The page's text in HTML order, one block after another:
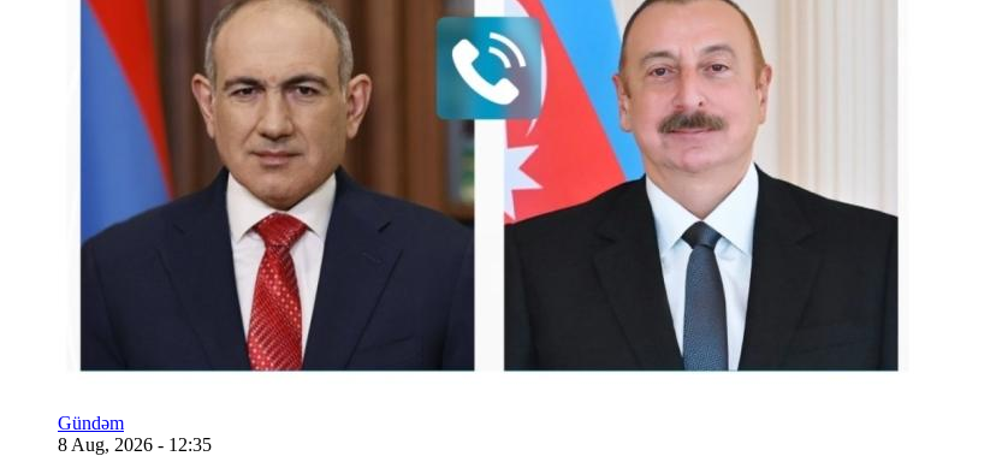
Gündəm
8 Aug, 2026 - 12:35